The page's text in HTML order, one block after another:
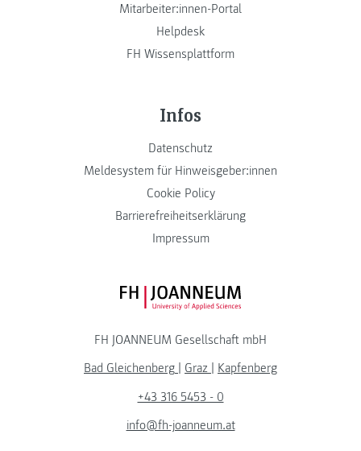
Mitarbeiter:innen-Portal
Helpdesk
FH Wissensplattform
Infos
Datenschutz
Meldesystem für Hinweisgeber:innen
Cookie Policy
Barrierefreiheitserklärung
Impressum
FH JOANNEUM Logo
FH JOANNEUM Gesellschaft mbH
Bad Gleichenberg
Graz
Kapfenberg
+43 316 5453 - 0
info@fh-joanneum.at